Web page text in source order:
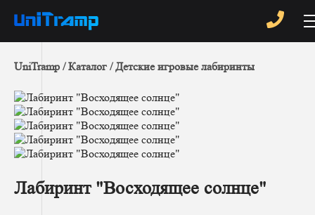
UniTramp Каталог Детские игровые лабиринты
Лабиринт "Восходящее солнце"